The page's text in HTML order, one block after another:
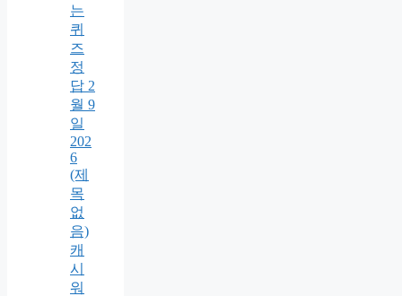
는
퀴
즈
정
답 2
월 9
일
202
6
(제
목
없
음)
캐
시
워